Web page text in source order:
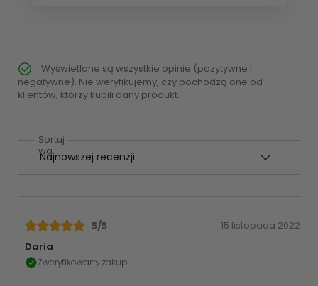
Wyświetlane są wszystkie opinie (pozytywne i
negatywne). Nie weryfikujemy, czy pochodzą one od
klientów, którzy kupili dany produkt.
Sortuj
wg
5/5
Daria
Zweryfikowany zakup
15 listopada 2022